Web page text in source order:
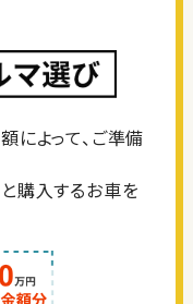
によって、ご準備
購入するお車を